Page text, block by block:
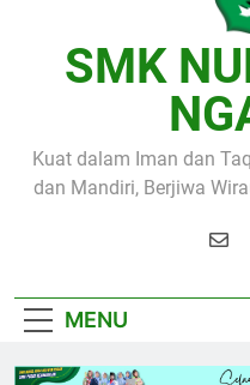
SMK
Kuat dalam Iman dan
dan Mandiri, Berjiwa
MENU